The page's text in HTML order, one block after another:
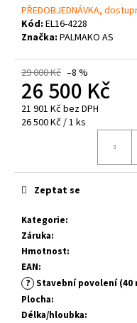
PŘEDOBJEDNÁVKA,
Kód: EL16-4228
Značka: PALMAKO AS
29 000 Kč –8 %
26 500 Kč
21 901 Kč bez DPH
Měrná
26 500 Kč / 1 ks
Kategorie:
Záruka:
Hmotnost:
EAN:
? Stavební povolení (40
Plocha:
Délka/hloubka:
Zeptat se
u
m
DĚTSKÉ
Kč